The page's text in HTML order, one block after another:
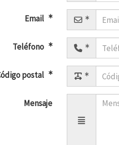
Email
Teléfono
postal
Mensaje